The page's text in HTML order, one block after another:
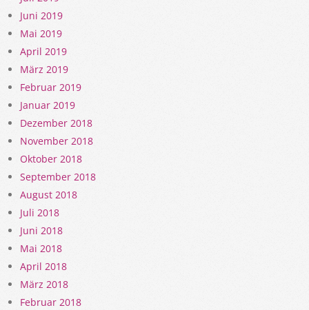
Juni 2019
Mai 2019
April 2019
März 2019
Februar 2019
Januar 2019
Dezember 2018
November 2018
Oktober 2018
September 2018
August 2018
Juli 2018
Juni 2018
Mai 2018
April 2018
März 2018
Februar 2018